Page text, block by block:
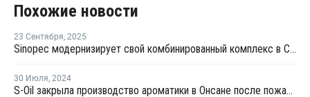
Похожие новости
23 Сентября, 2025
Sinopec модернизирует свой комбинированный комплекс в Синьцзяне
30 Июля, 2024
S-Oil закрыла производство ароматики в Онсане после пожара